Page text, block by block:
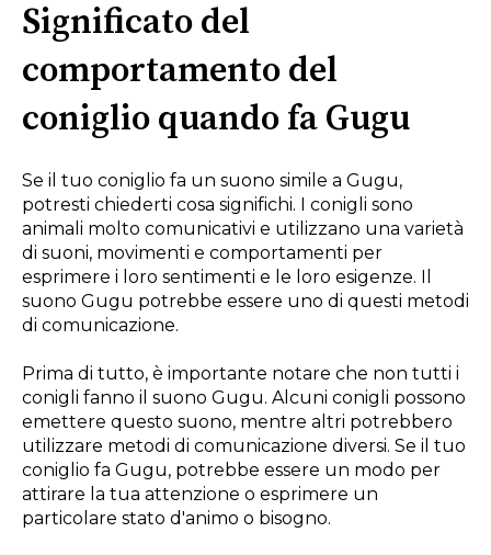
Significato del
comportamento del
coniglio quando fa Gugu
Se il tuo coniglio fa un suono simile a Gugu,
potresti chiederti cosa significhi. I conigli sono
animali molto comunicativi e utilizzano una varietà
di suoni, movimenti e comportamenti per
esprimere i loro sentimenti e le loro esigenze. Il
suono Gugu potrebbe essere uno di questi metodi
di comunicazione.
Prima di tutto, è importante notare che non tutti i
conigli fanno il suono Gugu. Alcuni conigli possono
emettere questo suono, mentre altri potrebbero
utilizzare metodi di comunicazione diversi. Se il tuo
coniglio fa Gugu, potrebbe essere un modo per
attirare la tua attenzione o esprimere un
particolare stato d'animo o bisogno.